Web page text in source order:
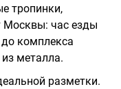
тропинки,
Москвы: час езды
комплекса
металла.
разметки.